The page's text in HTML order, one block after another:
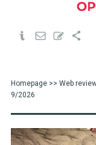
Homepage>> Web
9/2026